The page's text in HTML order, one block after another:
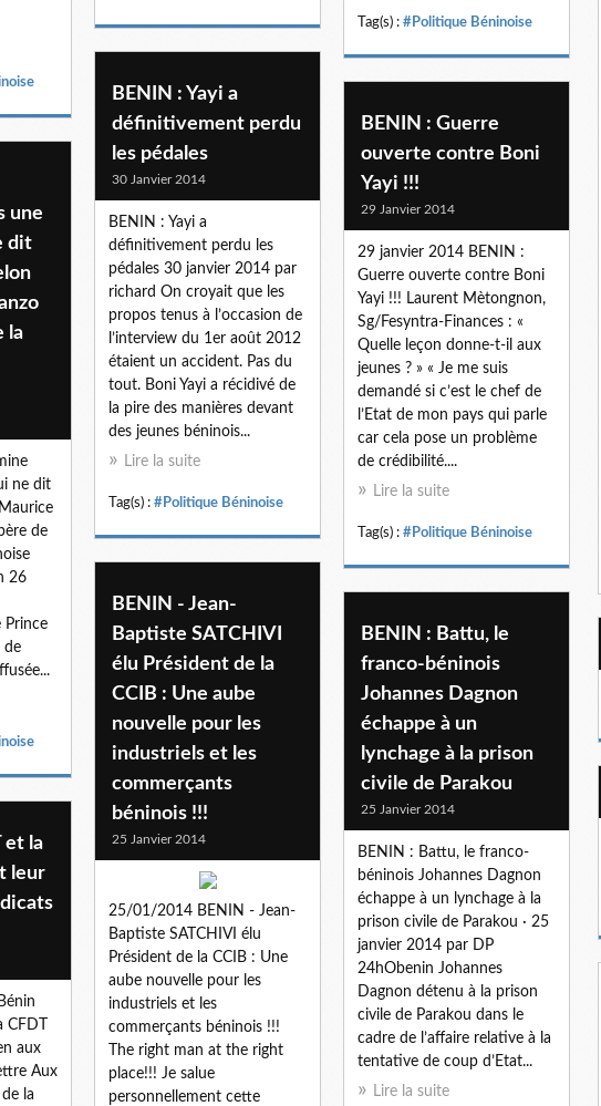
Tag(s) : #Politique Béninoise
BENIN : Yayi a
définitivement perdu
les pédales
30 Janvier 2014
BENIN : Yayi a
définitivement perdu les
pédales 30 janvier 2014 par
richard On croyait que les
propos tenus à l’occasion de
l’interview du 1er août 2012
étaient un accident. Pas du
tout. Boni Yayi a récidivé de
la pire des manières devant
des jeunes béninois...
Lire la suite
Tag(s) : #Politique Béninoise
BENIN : Guerre
ouverte contre Boni
Yayi !!!
29 Janvier 2014
29 janvier 2014 BENIN :
Guerre ouverte contre Boni
Yayi !!! Laurent Mètongnon,
Sg/Fesyntra-Finances : «
Quelle leçon donne-t-il aux
jeunes ? » « Je me suis
demandé si c’est le chef de
l’Etat de mon pays qui parle
car cela pose un problème
de crédibilité....
Lire la suite
Tag(s) : #Politique Béninoise
une
dit
la
ne dit
de
26
Prince
de
BENIN - Jean-
Baptiste SATCHIVI
élu Président de la
CCIB : Une aube
nouvelle pour les
industriels et les
commerçants
béninois !!!
25 Janvier 2014
25/01/2014 BENIN - Jean-
Baptiste SATCHIVI élu
Président de la CCIB : Une
aube nouvelle pour les
industriels et les
commerçants béninois !!!
The right man at the right
place!!! Je salue
personnellement cette
BENIN : Battu, le
franco-béninois
Johannes Dagnon
échappe à un
lynchage à la prison
civile de Parakou
25 Janvier 2014
BENIN : Battu, le franco-
béninois Johannes Dagnon
échappe à un lynchage à la
prison civile de Parakou · 25
janvier 2014 par DP
24hObenin Johannes
Dagnon détenu à la prison
civile de Parakou dans le
cadre de l’affaire relative à la
tentative de coup d’Etat...
Lire la suite
et la
leur
aux
Aux
la